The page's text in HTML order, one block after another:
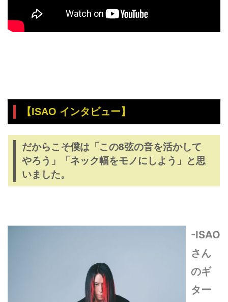
【ISAO インタビュー】
だからこそ僕は「この8弦の音を活かして
やろう」「ネック幅をモノにしよう」と思
いました。
-ISAO
さん
のギ
ター